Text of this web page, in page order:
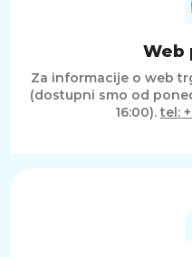
Web
Za informacije o web
(dostupni smo od
16:00).tel: